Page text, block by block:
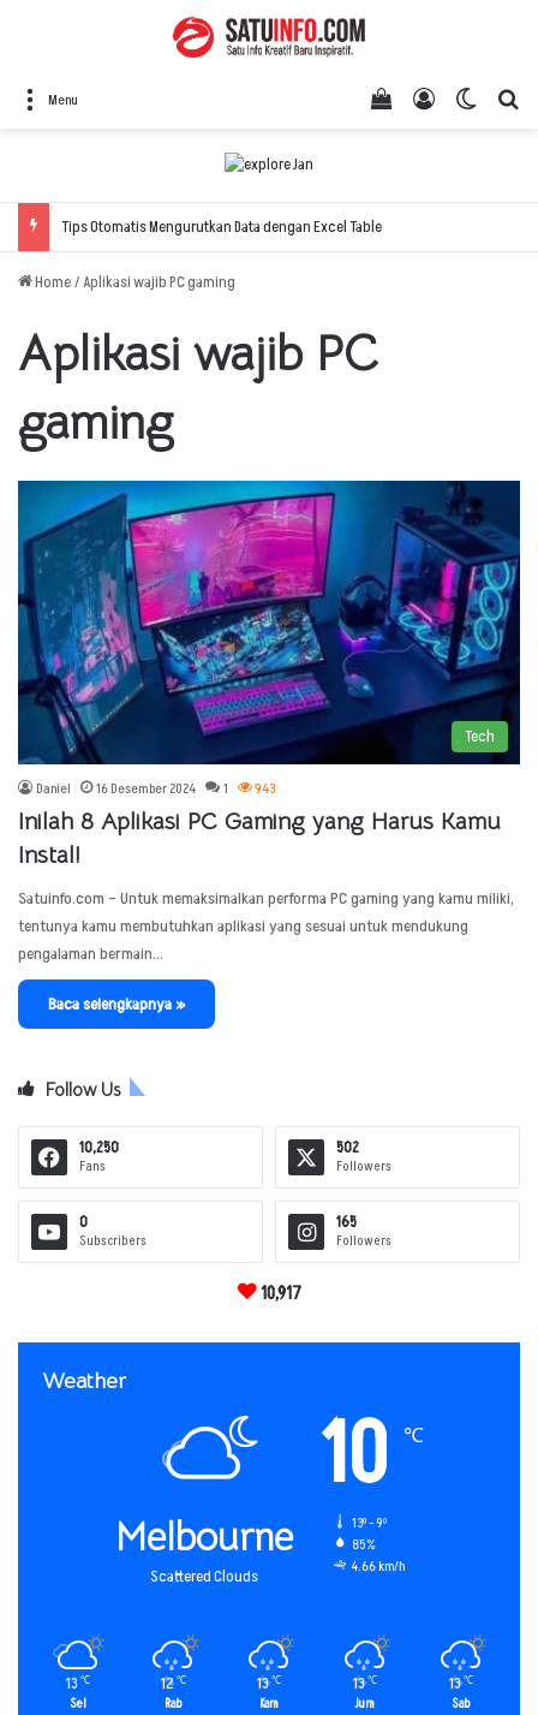
Menu Switch
Log In
View your
Tips Otomatis Mengurutkan Data dengan Excel Table
Home/Aplikasi wajib PC gaming
Aplikasi wajib PC
gaming
Tech
Daniel 16 Desember 2024 1 943
Inilah 8 Aplikasi PC Gaming yang Harus Kamu
Instal!
Satuinfo.com – Untuk memaksimalkan performa PC gaming yang kamu miliki,
tentunya kamu membutuhkan aplikasi yang sesuai untuk mendukung
pengalaman bermain…
Baca selengkapnya »
Follow Us
10,250
Fans
502
Followers
0
Subscribers
165
Followers
10,917
Weather
Melbourne
Scattered Clouds
10 ℃
13º - 9º
85%
4.66 km/h
13℃
Sel
12 ℃
Rab
13 ℃
Kam
13 ℃
Jum
13 ℃
Sab